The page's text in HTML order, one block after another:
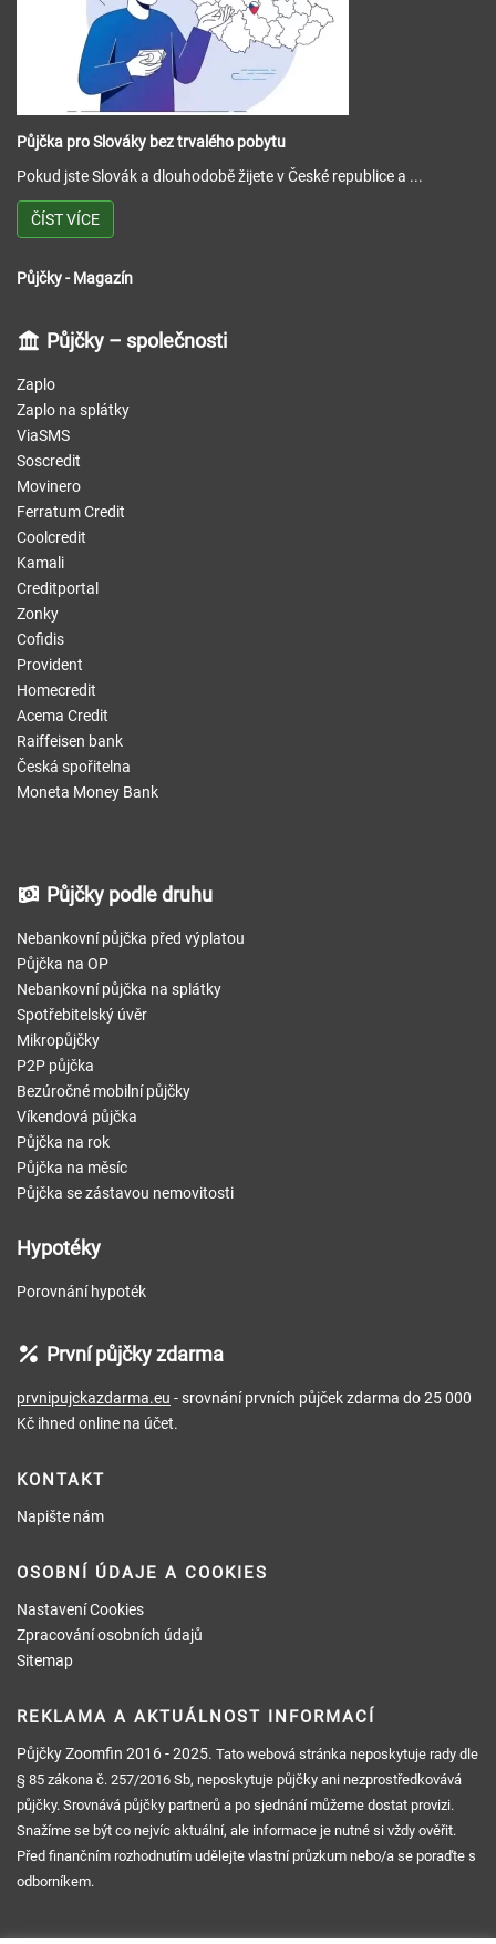
Půjčka pro Slováky bez trvalého pobytu
Pokud jste Slovák a dlouhodobě žijete v České republice a ...
ČÍST VÍCE
Půjčky - Magazín
Půjčky – společnosti
Zaplo
Zaplo na splátky
ViaSMS
Soscredit
Movinero
Ferratum Credit
Coolcredit
Kamali
Creditportal
Zonky
Cofidis
Provident
Homecredit
Acema Credit
Raiffeisen bank
Česká spořitelna
Moneta Money Bank
Půjčky podle druhu
Nebankovní půjčka před výplatou
Půjčka na OP
Nebankovní půjčka na splátky
Spotřebitelský úvěr
Mikropůjčky
P2P půjčka
Bezúročné mobilní půjčky
Víkendová půjčka
Půjčka na rok
Půjčka na měsíc
Půjčka se zástavou nemovitosti
Hypotéky
Porovnání hypoték
První půjčky zdarma
prvnipujckazdarma.eu - srovnání prvních půjček zdarma do 25 000
Kč ihned online na účet.
KONTAKT
Napište nám
OSOBNÍ ÚDAJE A COOKIES
Nastavení Cookies
Zpracování osobních údajů
Sitemap
REKLAMA A AKTUÁLNOST INFORMACÍ
Půjčky Zoomfin 2016 - 2025. Tato webová stránka neposkytuje rady dle
§ 85 zákona č. 257/2016 Sb, neposkytuje půjčky ani nezprostředkovává
půjčky. Srovnává půjčky partnerů a po sjednání můžeme dostat provizi.
Snažíme se být co nejvíc aktuální, ale informace je nutné si vždy ověřit.
Před finančním rozhodnutím udělejte vlastní průzkum nebo/a se poraďte s
odborníkem.